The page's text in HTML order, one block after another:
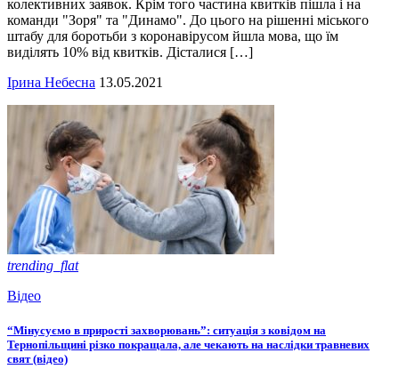
колективних заявок. Крім того частина квитків пішла і на
команди "Зоря" та "Динамо". До цього на рішенні міського
штабу для боротьби з коронавірусом йшла мова, що їм
виділять 10% від квитків. Дісталися […]
Ірина Небесна 13.05.2021
trending_flat
Відео
“Мінусуємо в прирості захворювань”: ситуація з ковідом на
Тернопільщині різко покращала, але чекають на наслідки травневих
свят (відео)